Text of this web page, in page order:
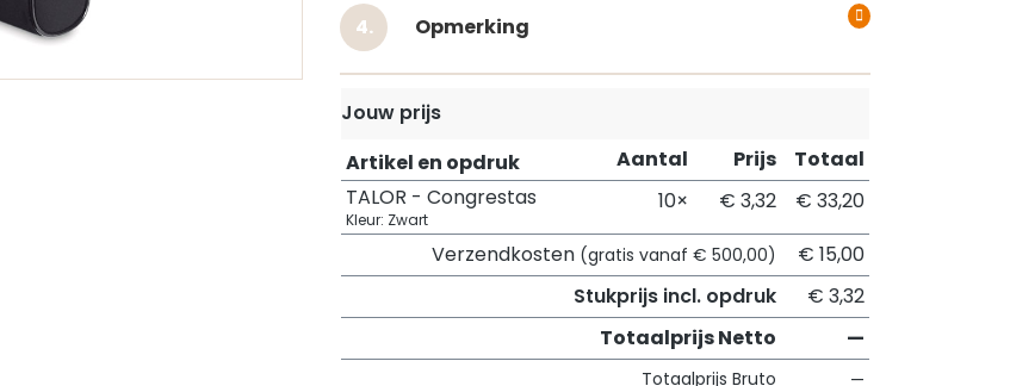
Opmerking
Jouw prijs
Artikel en opdruk
Aantal Prijs
Totaal
TALOR - Congrestas
Kleur: Zwart
10× € 3,32
€ 33,20
Verzendkosten (gratis vanaf € 500,00)
€ 15,00
Stukprijs incl. opdruk
€ 3,32
Totaalprijs Netto
—
Totaalprijs Bruto —